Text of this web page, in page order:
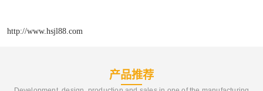
http://www.hsjl88.com
产品推荐